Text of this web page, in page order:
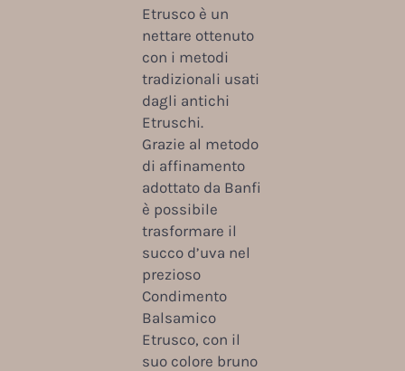
Etrusco è un
nettare ottenuto
con i metodi
tradizionali usati
dagli antichi
Etruschi.
Grazie al metodo
di affinamento
adottato da Banfi
è possibile
trasformare il
succo d’uva nel
prezioso
Condimento
Balsamico
Etrusco, con il
suo colore bruno